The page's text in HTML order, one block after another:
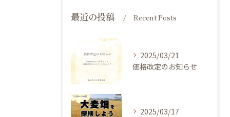
最近の投稿 Recent Posts
2025/03/21
価格改定のお知らせ
2025/03/17